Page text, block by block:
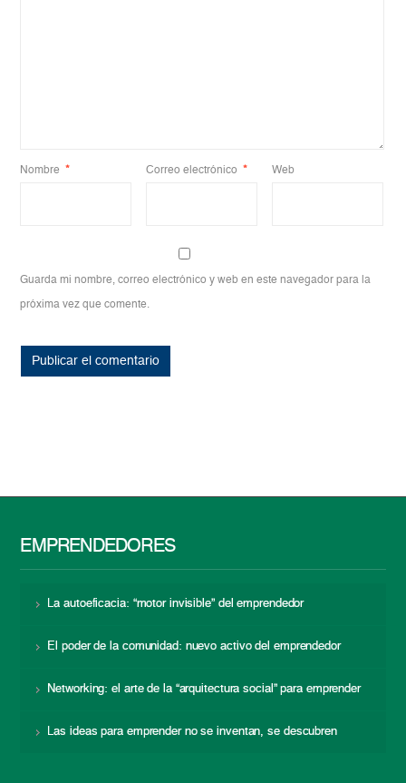
Nombre * Correo electrónico * Web
Guarda mi nombre, correo electrónico y web en este navegador para la
próxima vez que comente.
EMPRENDEDORES
La autoeficacia: “motor invisible” del emprendedor
El poder de la comunidad: nuevo activo del emprendedor
Networking: el arte de la “arquitectura social” para emprender
Las ideas para emprender no se inventan, se descubren